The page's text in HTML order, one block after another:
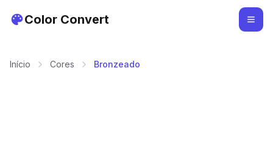
Color Convert
Início Cores Bronzeado